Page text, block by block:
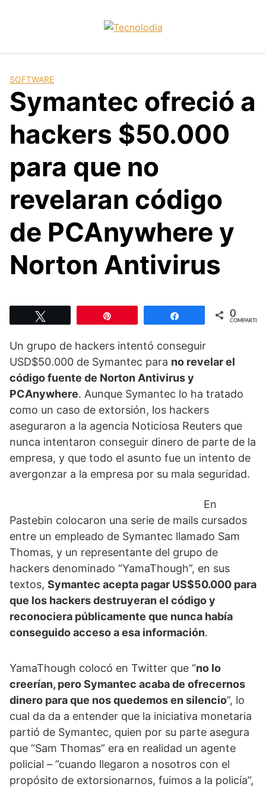
SOFTWARE
Symantec ofreció a
hackers $50.000
para que no
revelaran código
de PCAnywhere y
Norton Antivirus
Compartir 0
COMPARTIR
Un grupo de hackers intentó conseguir
USD$50.000 de Symantec para no revelar el
código fuente de Norton Antivirus y
PCAnywhere. Aunque Symantec lo ha tratado
como un caso de extorsión, los hackers
aseguraron a la agencia Noticiosa Reuters que
nunca intentaron conseguir dinero de parte de la
empresa, y que todo el asunto fue un intento de
avergonzar a la empresa por su mala seguridad.
En
Pastebin colocaron una serie de mails cursados
entre un empleado de Symantec llamado Sam
Thomas, y un representante del grupo de
hackers denominado “YamaThough”, en sus
textos, Symantec acepta pagar US$50.000 para
que los hackers destruyeran el código y
reconociera públicamente que nunca había
conseguido acceso a esa información.
YamaThough colocó en Twitter que “no lo
creerían, pero Symantec acaba de ofrecernos
dinero para que nos quedemos en silencio”, lo
cual da da a entender que la iniciativa monetaria
partió de Symantec, quien por su parte asegura
que “Sam Thomas” era en realidad un agente
policial – ”cuando llegaron a nosotros con el
propósito de extorsionarnos, fuimos a la policía”,